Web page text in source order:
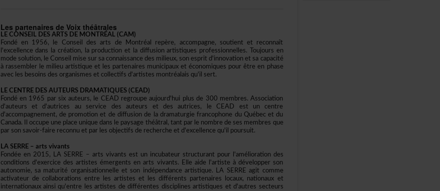
LespartenairesdeVoixthéâtrales
LECONSEILDESARTSDEMONTRÉAL(CAM)
Fondéen1956,leConseildesartsdeMontréalrepère,accompagne,soutientetreconnaît
l'excellencedanslacréation,laproductionetladiffusionartistiquesprofessionnelles.Toujoursen
modesolution,leConseilmisesursaconnaissancedesmilieux,sonespritd'innovationetsacapacité
àrassemblerlemilieuartistiqueetlespartenairesmunicipauxetéconomiquespourêtreenphase
aveclesbesoinsdesorganismesetcollectifsd'artistesmontréalaisqu'ilsert.
LECENTREDESAUTEURSDRAMATIQUES(CEAD)
Fondéen1965parsixauteurs,leCEADregroupeaujourd'huiplusde300membres.Association
d'auteursetd'autricesauservicedesauteursetdesautrices,leCEADestuncentre
d'accompagnement,depromotionetdediffusiondeladramaturgiefrancophoneduQuébecetdu
Canada.Iloccupeuneplaceuniquedanslepaysagethéâtral,tantparlenombredesesmembresque
parsonsavoir-fairereconnuetparlesobjectifsderechercheetd'excellencequ'ilpoursuit.
LASERRE–artsvivants
Fondéeen2015,LASERRE–artsvivantsestunincubateurstructurantpourl'améliorationdes
conditionsd'exercicedesartistesémergentsenartsvivants.Elleaidel'artisteàdévelopperson
autonomie,samaturitéorganisationnelleetsonindépendanceartistique.LASERREagitcomme
activateurdecollaborationsentrelesartistesetlesdifférentspartenaireslocaux,nationauxet
internationauxainsiqu'entrelesartistesdedifférentesdisciplinesartistiquesetd'autressecteurs